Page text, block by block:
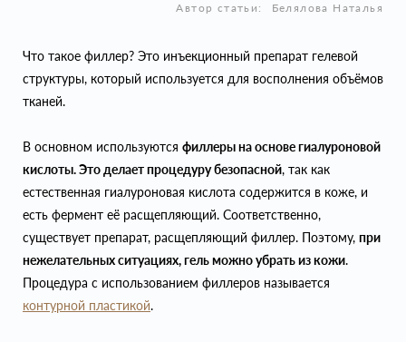
Автор статьи: Белялова Наталья
Что такое филлер? Это инъекционный препарат гелевой
структуры, который используется для восполнения объёмов
тканей.
В основном используются филлеры на основе гиалуроновой
кислоты. Это делает процедуру безопасной, так как
естественная гиалуроновая кислота содержится в коже, и
есть фермент её расщепляющий. Соответственно,
существует препарат, расщепляющий филлер. Поэтому, при
нежелательных ситуациях, гель можно убрать из кожи.
Процедура с использованием филлеров называется
контурной пластикой.